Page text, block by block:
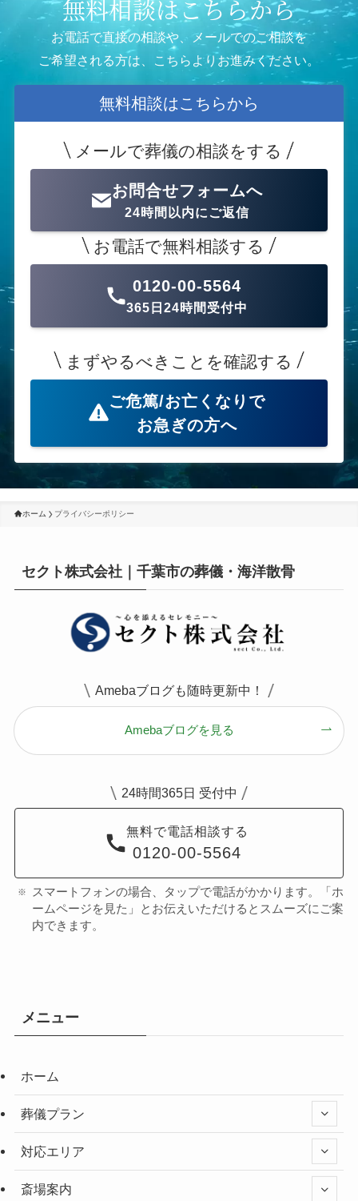
無料相談はこちらから
お電話で直接の相談や、メールでのご相談を
ご希望される方は、こちらよりお進みください。
無料相談はこちらから
メールで葬儀の相談をする
お問合せフォームへ
24時間以内にご返信
お電話で無料相談する
0120-00-5564
365日24時間受付中
まずやるべきことを確認する
ご危篤/お亡くなりで
お急ぎの方へ
ホーム プライバシーポリシー
セクト株式会社｜千葉市の葬儀・海洋散骨
Amebaブログも随時更新中！
Amebaブログを見る
24時間365日 受付中
無料で電話相談する
0120-00-5564
スマートフォンの場合、タップで電話がかかります。「ホ
ームページを見た」とお伝えいただけるとスムーズにご案
内できます。
メニュー
ホーム
葬儀プラン
対応エリア
斎場案内